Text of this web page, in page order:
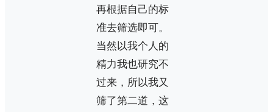
再根据自己的标
准去筛选即可。
当然以我个人的
精力我也研究不
过来，所以我又
筛了第二道，这